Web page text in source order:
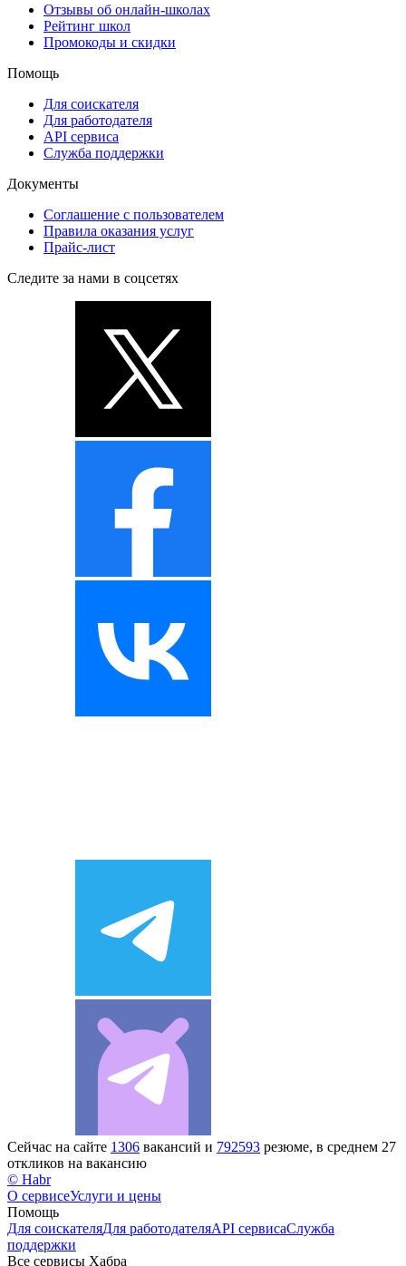
Отзывы об онлайн-школах
Рейтинг школ
Промокоды и скидки
Помощь
Для соискателя
Для работодателя
API сервиса
Служба поддержки
Документы
Соглашение с пользователем
Правила оказания услуг
Прайс-лист
Следите за нами в соцсетях
Сейчас на сайте 1306 вакансий и 792593 резюме, в среднем 27
откликов на вакансию
© Habr
О сервисеУслуги и цены
Помощь
Для соискателяДля работодателяAPI сервисаСлужба
поддержки
Все сервисы Хабра